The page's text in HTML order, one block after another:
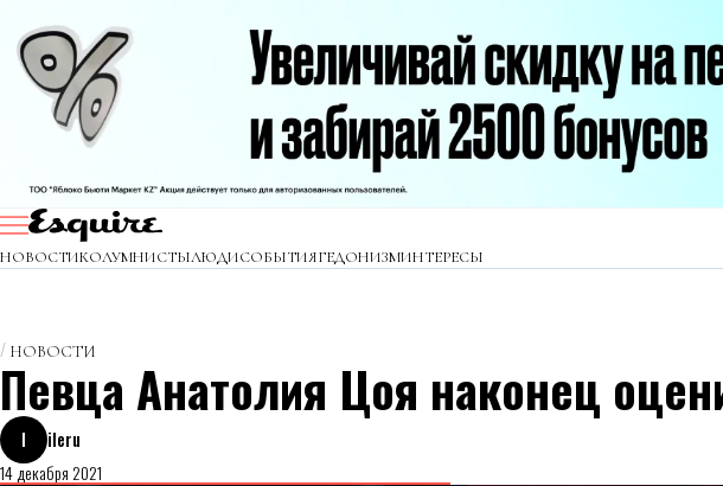
НОВОСТИКОЛУМНИСТЫЛЮДИСОБЫТИЯГЕДОНИЗМИНТЕРЕСЫ
НОВОСТИ
Певца Анатолия Цоя наконец
I
ileru
14 декабря 2021